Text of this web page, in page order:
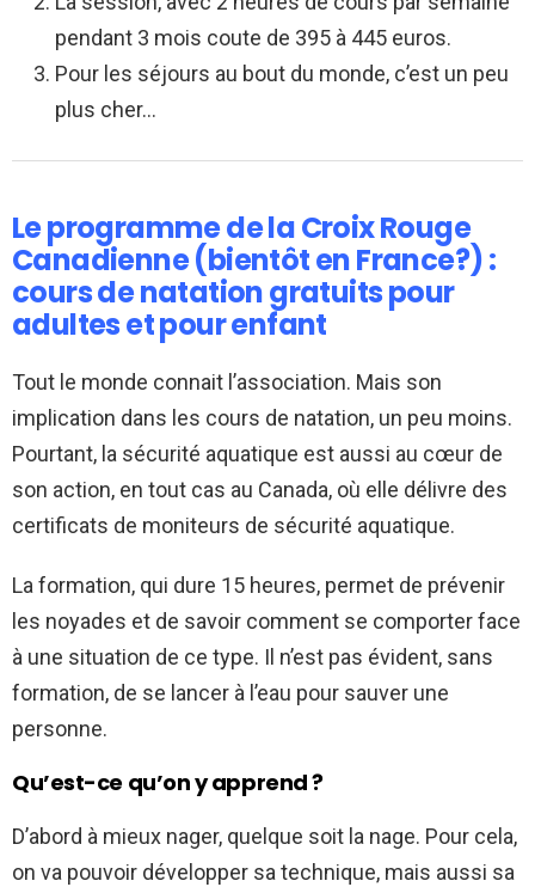
pendant 3 mois coute de 395 à 445 euros.
Pour les séjours au bout du monde, c’est un peu
plus cher…
Le programme de la Croix Rouge
Canadienne (bientôt en France?) :
cours de natation gratuits pour
adultes et pour enfant
Tout le monde connait l’association. Mais son
implication dans les cours de natation, un peu moins.
Pourtant, la sécurité aquatique est aussi au cœur de
son action, en tout cas au Canada, où elle délivre des
certificats de moniteurs de sécurité aquatique.
La formation, qui dure 15 heures, permet de prévenir
les noyades et de savoir comment se comporter face
à une situation de ce type. Il n’est pas évident, sans
formation, de se lancer à l’eau pour sauver une
personne.
Qu’est-ce qu’on y apprend ?
D’abord à mieux nager, quelque soit la nage. Pour cela,
on va pouvoir développer sa technique, mais aussi sa